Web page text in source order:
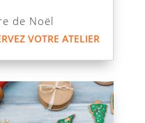
de Noël
VOTRE ATELIER